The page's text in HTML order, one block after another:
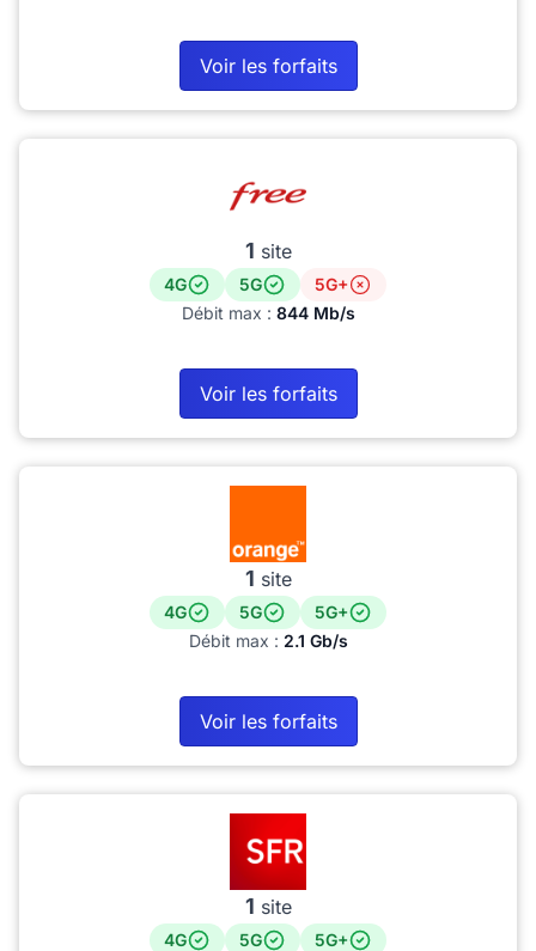
Voir les forfaits
1 site
4G 5G
5G+
Débit max : 844 Mb/s
Voir les forfaits
1 site
4G 5G
5G+
Débit max : 2.1 Gb/s
Voir les forfaits
1 site
4G 5G
5G+